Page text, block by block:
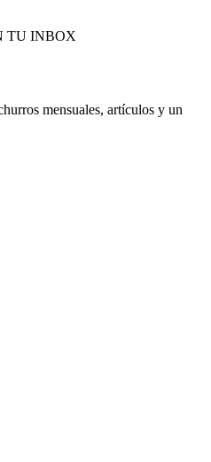
TU INBOX
mensuales, artículos y un